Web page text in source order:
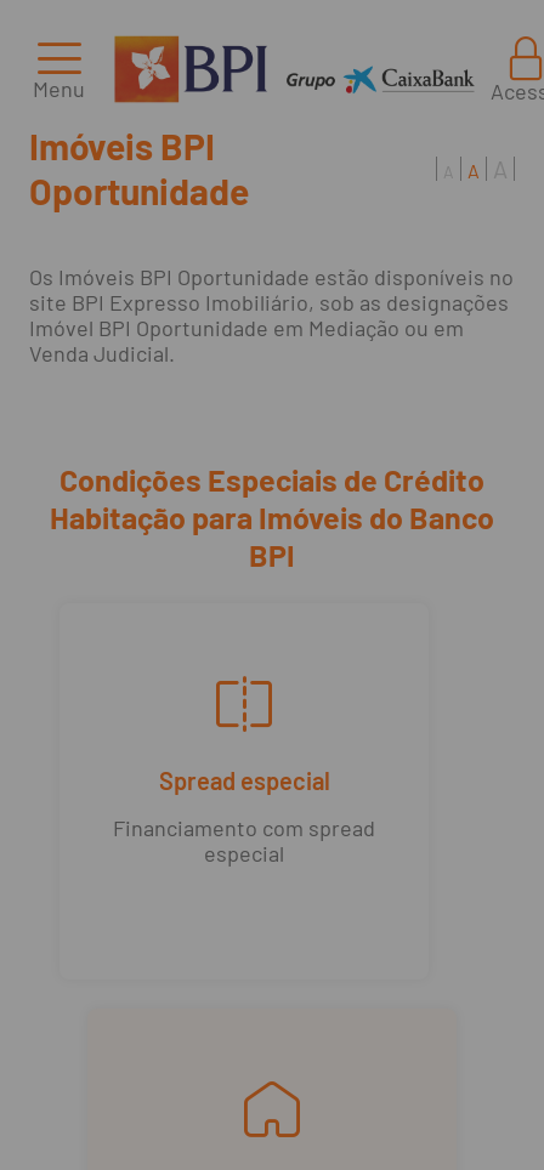
Menu
Imóveis BPI
Oportunidade
A A A
Os Imóveis BPI Oportunidade estão disponíveis no
site BPI Expresso Imobiliário, sob as designações
Imóvel BPI Oportunidade em Mediação ou em
Venda Judicial.
Condições Especiais de Crédito
Habitação para Imóveis do Banco
BPI
Spread especial
Financiamento com spread
especial